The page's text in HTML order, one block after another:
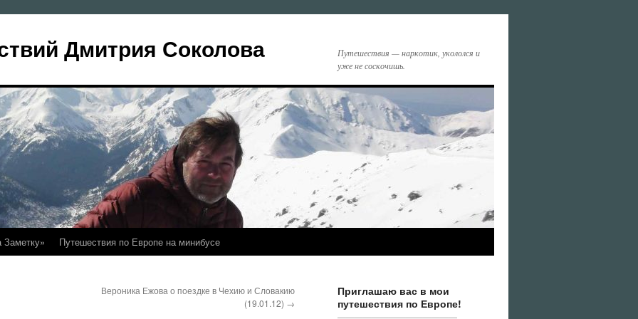
Дмитрия Соколова
Путешествия — наркотик, укололся и
уже не соскочишь.
Заметку» Путешествия по Европе на минибусе
Вероника Ежова о поездке в Чехию и Словакию
(19.01.12) →
Приглашаю вас в мои
путешествия по Европе!
——————————————